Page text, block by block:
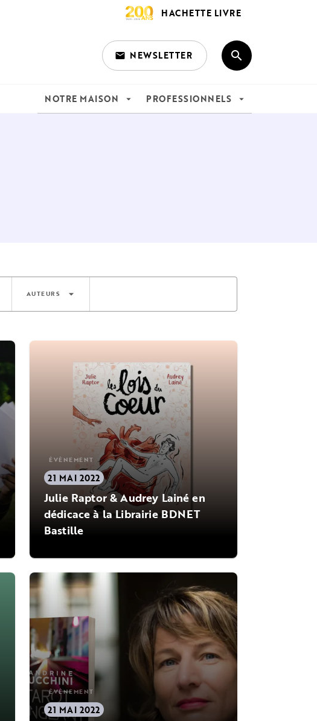
HACHETTE LIVRE
email NEWSLETTER search
NOTRE MAISON arrow_drop_down PROFESSIONNELS arrow_drop_down
AUTEURS arrow_drop_down
ÉVÈNEMENT
21 MAI 2022
Julie Raptor & Audrey Lainé en
dédicace à la Librairie BDNET
Bastille
ÉVÈNEMENT
21 MAI 2022